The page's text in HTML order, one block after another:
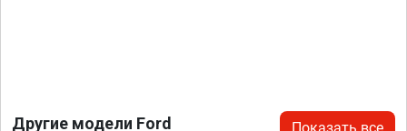
Другие модели Ford